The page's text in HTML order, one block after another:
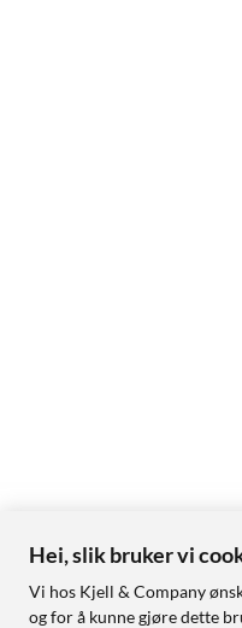
Hei, slik bruker vi
Vi hos Kjell & Company
og for å kunne gjøre dette